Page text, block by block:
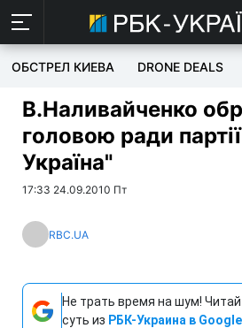
ОБСТРЕЛ КИЕВА DRONE DEALS
В.Наливайченко
головою ради
Україна"
17:33 24.09.2010 Пт
RBC.UA
Не трать время на шум!
суть из РБК-Украина в Google